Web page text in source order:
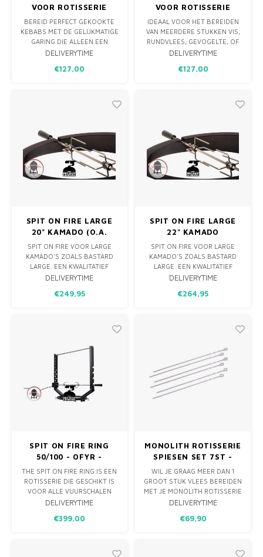
VOOR ROTISSERIE
BEREID PERFECT GEKOOKTE
KEBABS MET DE GELIJKMATIGE
GARING DIE ALLEEN EEN
DRAAISPIT KAN BIEDEN. OOK
OM SHOARMA OF GYROS TE
DELIVERYTIME
€127,00
VOOR ROTISSERIE
IDEAAL VOOR HET BEREIDEN
VAN MEERDERE STUKKEN VIS,
RUNDVLEES, GEVOGELTE, OF
VUL HET MET GROENTEN
MAALTIJD VAN HET DRAAISPIT.
DELIVERYTIME
€127,00
SPIT ON FIRE LARGE
20" KAMADO (O.A.
MONOLITH)
SPIT ON FIRE VOOR LARGE
KAMADO'S ZOALS BASTARD
LARGE. EEN KWALITATIEF
HOOGWAARDIG DRAAISPIT
VAN RVS & POEDERCOAT RVS.
DELIVERYTIME
€249,95
SPIT ON FIRE LARGE
22" KAMADO
SPIT ON FIRE VOOR LARGE
KAMADO'S ZOALS BASTARD
LARGE. EEN KWALITATIEF
HOOGWAARDIG DRAAISPIT
VAN RVS & POEDERCOAT RVS.
DELIVERYTIME
€264,95
SPIT ON FIRE RING
50/100 - OFYR -
QUOCO
THE SPIT ON FIRE RING IS EEN
ROTISSERIE DIE GESCHIKT IS
VOOR ALLE VUURSCHALEN
MET EEN BUITEN DIAMETER
DIAMETER VAN 50 CM. DE
RING EN RVS GEPOEDERCOATE
DELIVERYTIME
€399,00
MONOLITH ROTISSERIE
SPIESEN SET 7ST -
CLASSIC
WIL JE GRAAG MEER DAN 1
GROOT STUK VLEES BEREIDEN
MET JE MONOLITH ROTISSERIE
DAN IS DEZE UITBEREIDING
DEZE 7 RVS SPIESEN KAN JE IN
ZELF NIET MEER TE DRAAIEN.
DELIVERYTIME
€69,90